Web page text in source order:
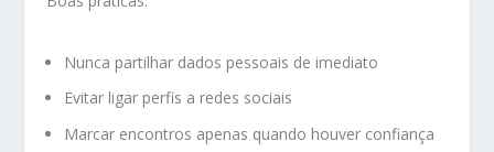
Nunca partilhar dados pessoais de imediato
Evitar ligar perfis a redes sociais
Marcar encontros apenas quando houver confiança